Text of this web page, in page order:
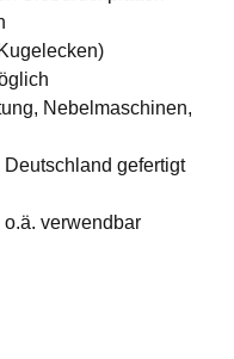
Nebelmaschinen,
gefertigt
verwendbar